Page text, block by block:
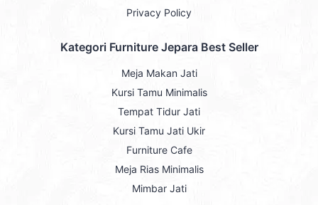
Privacy Policy
Kategori Furniture Jepara Best Seller
Meja Makan Jati
Kursi Tamu Minimalis
Tempat Tidur Jati
Kursi Tamu Jati Ukir
Furniture Cafe
Meja Rias Minimalis
Mimbar Jati